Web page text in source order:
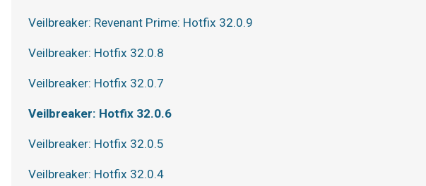
Veilbreaker: Revenant Prime: Hotfix 32.0.9
Veilbreaker: Hotfix 32.0.8
Veilbreaker: Hotfix 32.0.7
Veilbreaker: Hotfix 32.0.6
Veilbreaker: Hotfix 32.0.5
Veilbreaker: Hotfix 32.0.4